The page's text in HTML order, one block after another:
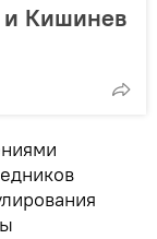
и Кишинев